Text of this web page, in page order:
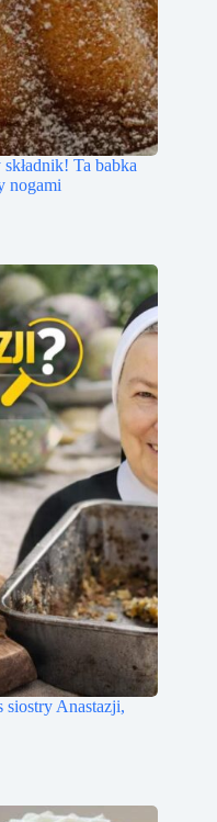
Ta babka
nogami
siostry Anastazji,